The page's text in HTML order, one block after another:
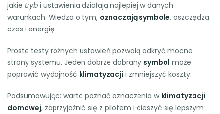
jakie tryb i ustawienia działają najlepiej w danych
warunkach. Wiedza o tym, oznaczają symbole, oszczędza
czas i energię.
Proste testy różnych ustawień pozwolą odkryć mocne
strony systemu. Jeden dobrze dobrany symbol może
poprawić wydajność klimatyzacji i zmniejszyć koszty.
Podsumowując: warto poznać oznaczenia w klimatyzacji
domowej, zaprzyjaźnić się z pilotem i cieszyć się lepszym